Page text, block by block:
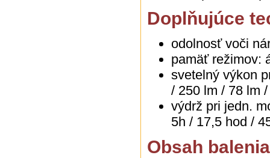
Doplňujúce
odolnosť voči
pamäť režimov:
svetelný výkon
/ 250 lm / 78 lm
výdrž pri jedn.
5h / 17,5 hod /
Obsah